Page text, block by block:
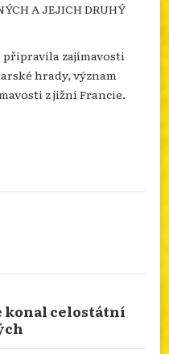
A JEJICH DRUHÝ
zajímavosti
hrady, význam
z jižní Francie.
2027 je rok svatého
cesty
tohoto světce.
konal celostátní